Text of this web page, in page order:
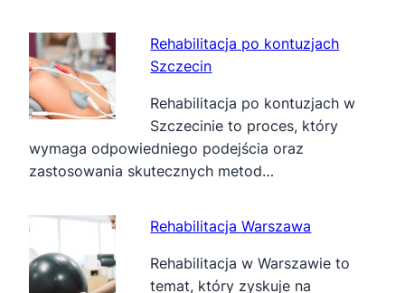
Rehabilitacja po kontuzjach
Szczecin
Rehabilitacja po kontuzjach w
Szczecinie to proces, który
wymaga odpowiedniego podejścia oraz
zastosowania skutecznych metod…
Rehabilitacja Warszawa
Rehabilitacja w Warszawie to
temat, który zyskuje na